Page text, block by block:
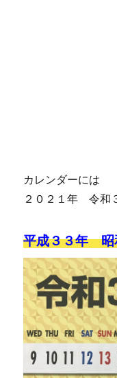
カレンダーには
２０２１年 令和
平成３３年 昭